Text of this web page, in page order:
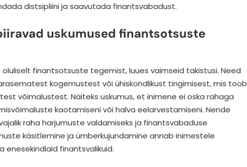
distsipliini ja saavutada finantsvabadust.
uskumused finantsotsuste
finantsotsuste tegemist, luues vaimseid takistusi. Need
kogemustest või ühiskondlikust tingimisest, mis toob
võimalustest. Näiteks uskumus, et inimene ei oska rahaga
kaotamiseni või halva eelarvestamiseni. Nende
raha harjumuste valdamiseks ja finantsvabaduse
käsitlemine ja ümberkujundamine annab inimestele
finantsvalikuid.